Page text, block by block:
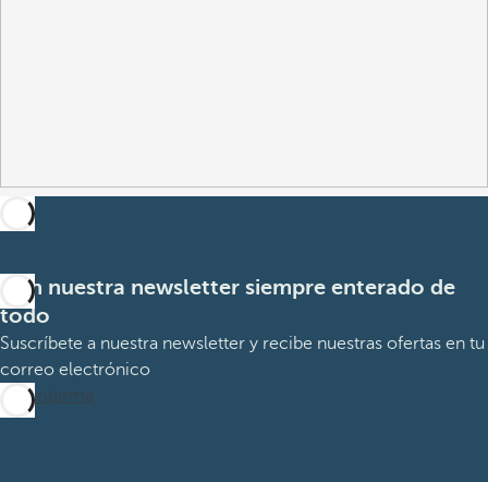
Con nuestra newsletter siempre enterado de
todo
Suscríbete a nuestra newsletter y recibe nuestras ofertas en tu
correo electrónico
Suscribirme